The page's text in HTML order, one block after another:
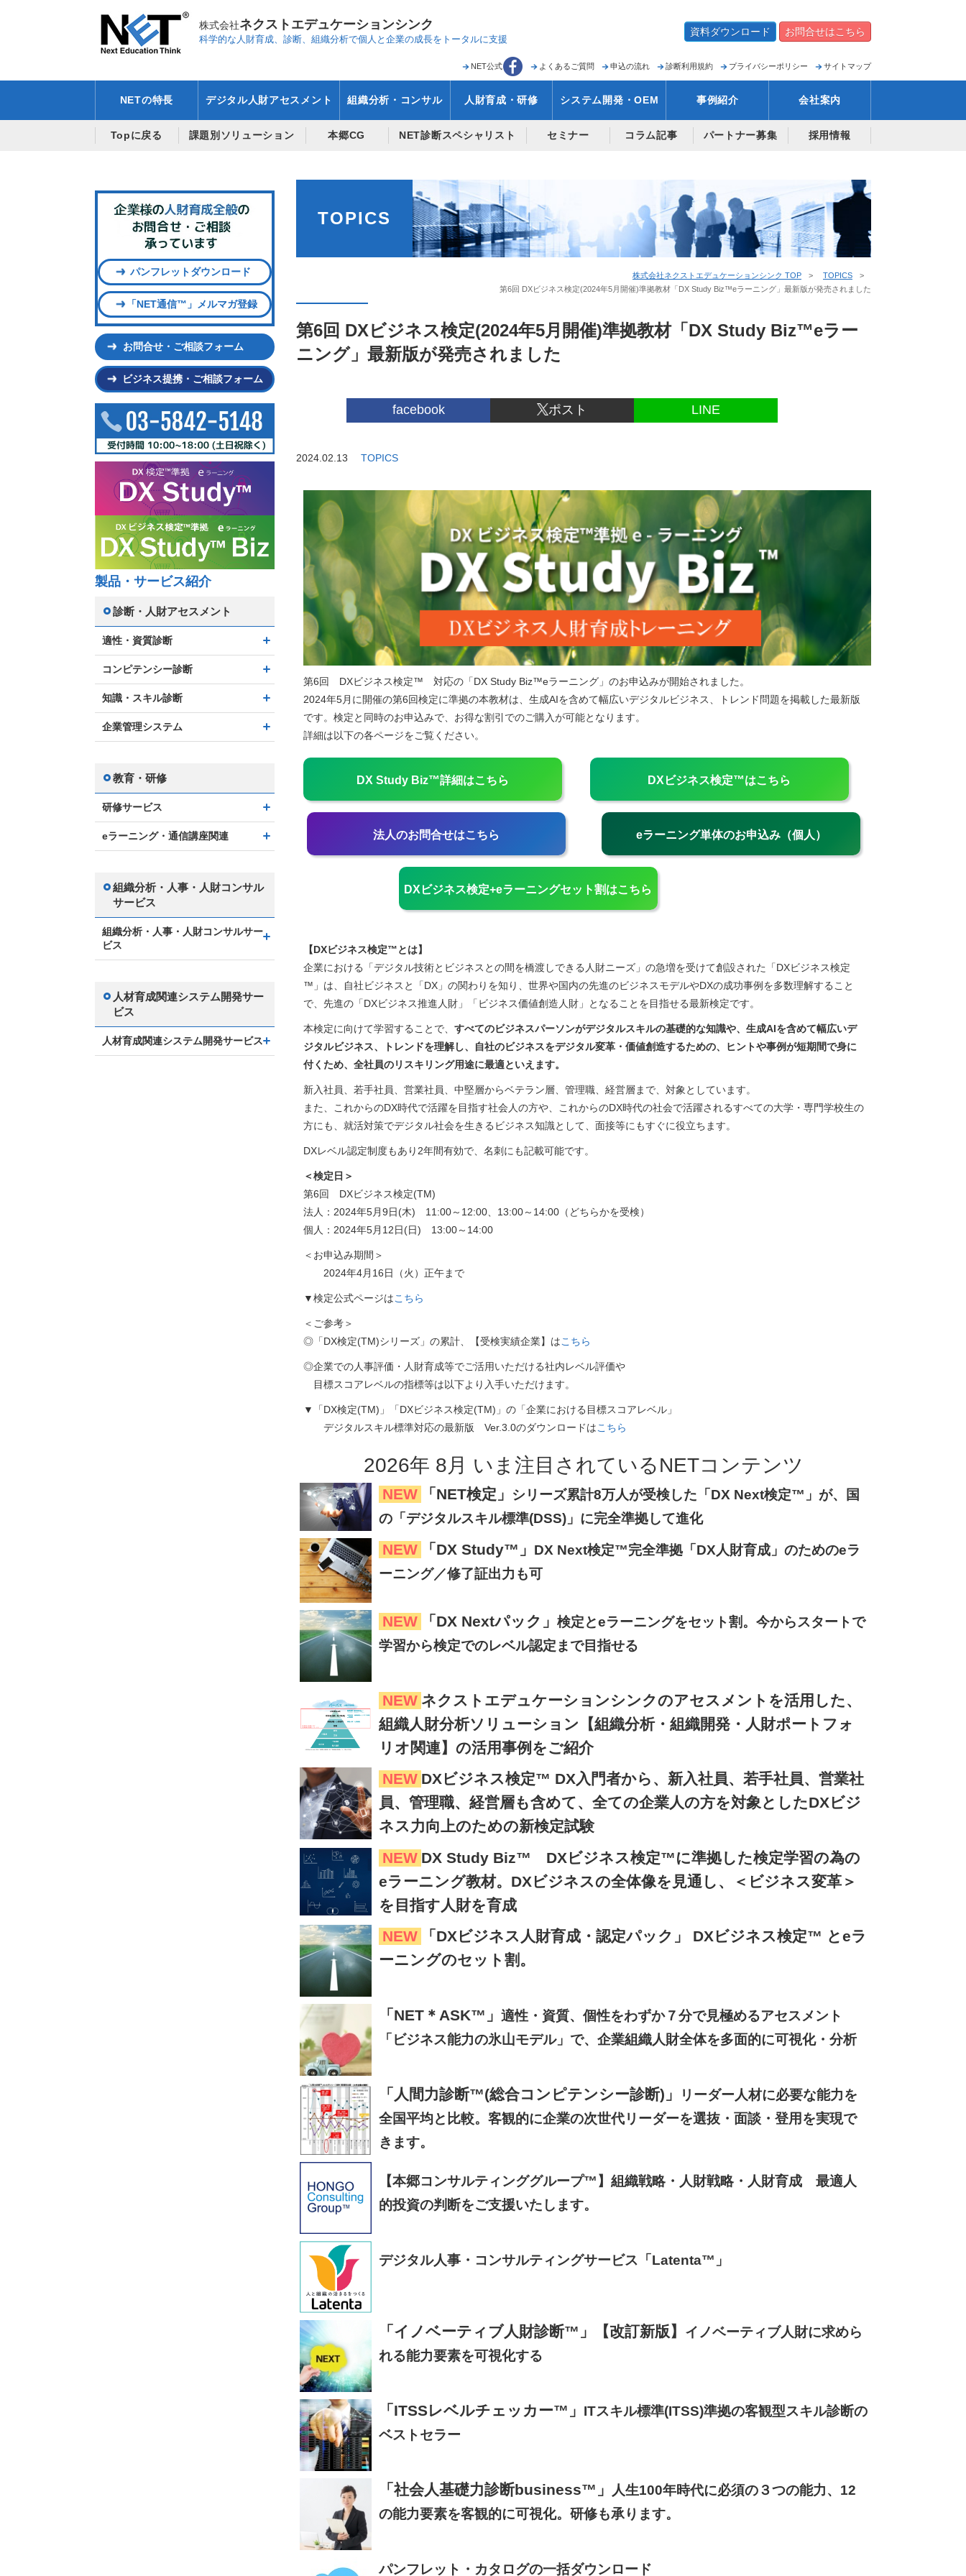
株式会社ネクストエデュケーションシンク
科学的な人財育成、診断、組織分析で個人と企業の成長をトータルに支援
資料ダウンロード お問合せはこちら
NET公式 よくあるご質問 申込の流れ 診断利用規約 プライバシーポリシー サイトマップ
NETの特長 デジタル人財アセスメント 組織分析・コンサル 人財育成・研修 システム開発・OEM 事例紹介 会社案内
Topに戻る 課題別ソリューション 本郷CG NET診断スペシャリスト セミナー コラム記事 パートナー募集 採用情報
TOPICS
株式会社ネクストエデュケーションシンク TOP
TOPICS
第6回 DXビジネス検定(2024年5月開催)準拠教材「DX Study Biz™eラーニング」最新版が発売されました
第6回 DXビジネス検定(2024年5月開催)準拠教材「DX Study Biz™eラー
ニング」最新版が発売されました
facebook ポスト LINE
2024.02.13 TOPICS
第6回 DXビジネス検定™ 対応の「DX Study Biz™eラーニング」のお申込みが開始されました。
2024年5月に開催の第6回検定に準拠の本教材は、生成AIを含めて幅広いデジタルビジネス、トレンド問題を掲載した最新版
です。検定と同時のお申込みで、お得な割引でのご購入が可能となります。
詳細は以下の各ページをご覧ください。
DX Study Biz™詳細はこちら DXビジネス検定™はこちら
法人のお問合せはこちら eラーニング単体のお申込み（個人）
DXビジネス検定+eラーニングセット割はこちら
【DXビジネス検定™とは】
企業における「デジタル技術とビジネスとの間を橋渡しできる人財ニーズ」の急増を受けて創設された「DXビジネス検定
™」は、自社ビジネスと「DX」の関わりを知り、世界や国内の先進のビジネスモデルやDXの成功事例を多数理解すること
で、先進の「DXビジネス推進人財」「ビジネス価値創造人財」となることを目指せる最新検定です。
本検定に向けて学習することで、 すべてのビジネスパーソンがデジタルスキルの基礎的な知識や、生成AIを含めて幅広いデ
ジタルビジネス、トレンドを理解し、自社のビジネスをデジタル変革・価値創造するための、ヒントや事例が短期間で身に
付くため、全社員のリスキリング用途に最適といえます。
新入社員、若手社員、営業社員、中堅層からベテラン層、管理職、経営層まで、対象としています。
また、これからのDX時代で活躍を目指す社会人の方や、これからのDX時代の社会で活躍されるすべての大学・専門学校生の
方にも、就活対策でデジタル社会を生きるビジネス知識として、面接等にもすぐに役立ちます。
DXレベル認定制度もあり2年間有効で、名刺にも記載可能です。
＜検定日＞
第6回 DXビジネス検定(TM)
法人：2024年5月9日(木) 11:00～12:00、13:00～14:00（どちらかを受検）
個人：2024年5月12日(日) 13:00～14:00
＜お申込み期間＞
2024年4月16日（火）正午まで
▼検定公式ページはこちら
＜ご参考＞
◎「DX検定(TM)シリーズ」の累計、【受検実績企業】はこちら
◎企業での人事評価・人財育成等でご活用いただける社内レベル評価や
目標スコアレベルの指標等は以下より入手いただけます。
▼「DX検定(TM)」「DXビジネス検定(TM)」の「企業における目標スコアレベル」
デジタルスキル標準対応の最新版 Ver.3.0のダウンロードはこちら
2026年 8月 いま注目 されているNETコンテンツ
NEW 「NET検定」
シリーズ累計8万人が受検した「DX Next検定™」が、国
の「デジタルスキル標準(DSS)」に完全準拠して進化
NEW 「DX Study™」 DX Next検定™完全準拠「DX人財育成」のためのeラ
ーニング／修了証出力も可
NEW 「DX Nextパック」 検定とeラーニングをセット割。今からスタートで
学習から検定でのレベル認定まで目指せる
NEW ネクストエデュケーションシンクのアセスメントを活用した、
組織人財分析ソリューション【組織分析・組織開発・人財ポートフォ
リオ関連】の活用事例をご紹介
NEW DXビジネス検定™ DX入門者から、新入社員、若手社員、営業社
員、管理職、経営層も含めて、全ての企業人の方を対象としたDXビジ
ネス力向上のための新検定試験
NEW DX Study Biz™ DXビジネス検定™に準拠した検定学習の為の
eラーニング教材。DXビジネスの全体像を見通し、＜ビジネス変革＞
を目指す人財を育成
NEW
「DXビジネス人財育成・認定パック」 DXビジネス検定™ とeラ
ーニングのセット割。
「NET＊ASK™」 適性・資質、個性をわずか７分で見極めるアセスメント
「ビジネス能力の氷山モデル」で、企業組織人財全体を多面的に可視化・分析
「人間力診断™(総合コンピテンシー診断)」
リーダー人材に必要な能力を
全国平均と比較。客観的に企業の次世代リーダーを選抜・面談・登用を実現で
きます。
【本郷コンサルティンググループ™】組織戦略・人財戦略・人財育成 最適人
的投資の判断をご支援いたします。
デジタル人事・コンサルティングサービス「Latenta™」
「イノベーティブ人財診断™」【改訂新版】
イノベーティブ人財に求めら
れる能力要素を可視化する
「ITSSレベルチェッカー™」 ITスキル標準(ITSS)準拠の客観型スキル診断の
ベストセラー
「社会人基礎力診断business™」
人生100年時代に必須の３つの能力、12
の能力要素を客観的に可視化。研修も承ります。
パンフレット・カタログの一括ダウンロード
パンフレットダウンロード
「NET通信™」メルマガ登録
お問合せ・ご相談フォーム
ビジネス提携・ご相談フォーム
製品・サービス紹介
診断・人財アセスメント
適性・資質診断
コンピテンシー診断
知識・スキル診断
企業管理システム
教育・研修
研修サービス
eラーニング・通信講座関連
組織分析・人事・人財コンサル
サービス
組織分析・人事・人財コンサルサー
ビス
人材育成関連システム開発サー
ビス
人材育成関連システム開発サービス